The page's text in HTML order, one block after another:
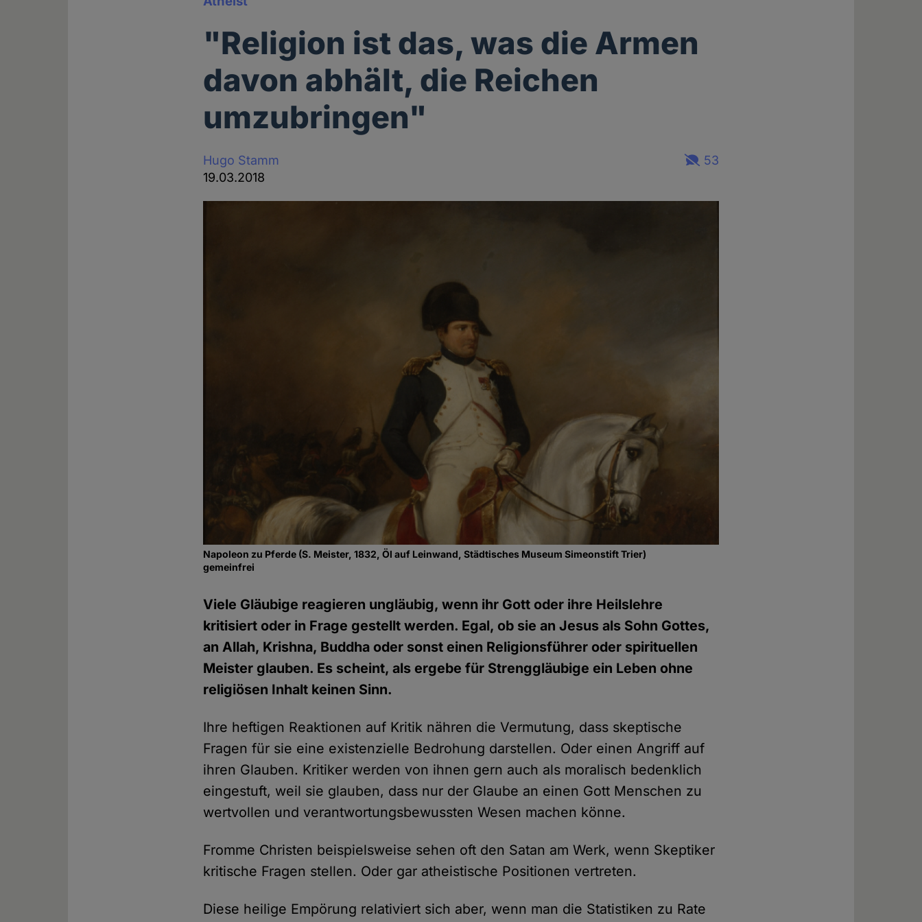
"Religion ist das, was die Armen
davon abhält, die Reichen
umzubringen"
Hugo Stamm
19.03.2018
53
Napoleon zu Pferde (S. Meister, 1832, Öl auf Leinwand, Städtisches Museum Simeonstift Trier)
gemeinfrei
Viele Gläubige reagieren ungläubig, wenn ihr Gott oder ihre Heilslehre
kritisiert oder in Frage gestellt werden. Egal, ob sie an Jesus als Sohn Gottes,
an Allah, Krishna, Buddha oder sonst einen Religionsführer oder spirituellen
Meister glauben. Es scheint, als ergebe für Strenggläubige ein Leben ohne
religiösen Inhalt keinen Sinn.
Ihre heftigen Reaktionen auf Kritik nähren die Vermutung, dass skeptische
Fragen für sie eine existenzielle Bedrohung darstellen. Oder einen Angriff auf
ihren Glauben. Kritiker werden von ihnen gern auch als moralisch bedenklich
eingestuft, weil sie glauben, dass nur der Glaube an einen Gott Menschen zu
wertvollen und verantwortungsbewussten Wesen machen könne.
Fromme Christen beispielsweise sehen oft den Satan am Werk, wenn Skeptiker
kritische Fragen stellen. Oder gar atheistische Positionen vertreten.
Diese heilige Empörung relativiert sich aber, wenn man die Statistiken zu Rate